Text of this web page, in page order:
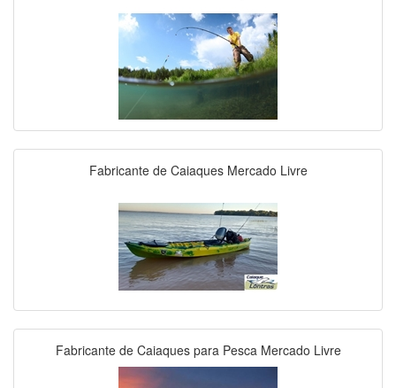
Fabricante de Caiaques Mercado Livre
Fabricante de Caiaques para Pesca Mercado Livre